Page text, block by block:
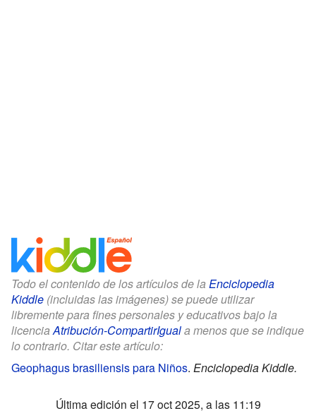
Todo el contenido de los artículos de la Enciclopedia
Kiddle (incluidas las imágenes) se puede utilizar
libremente para fines personales y educativos bajo la
licenciaAtribución-CompartirIguala menos que se indique
lo contrario. Citar este artículo:
Geophagus brasiliensis para Niños. Enciclopedia Kiddle.
Última edición el 17 oct 2025, a las 11:19